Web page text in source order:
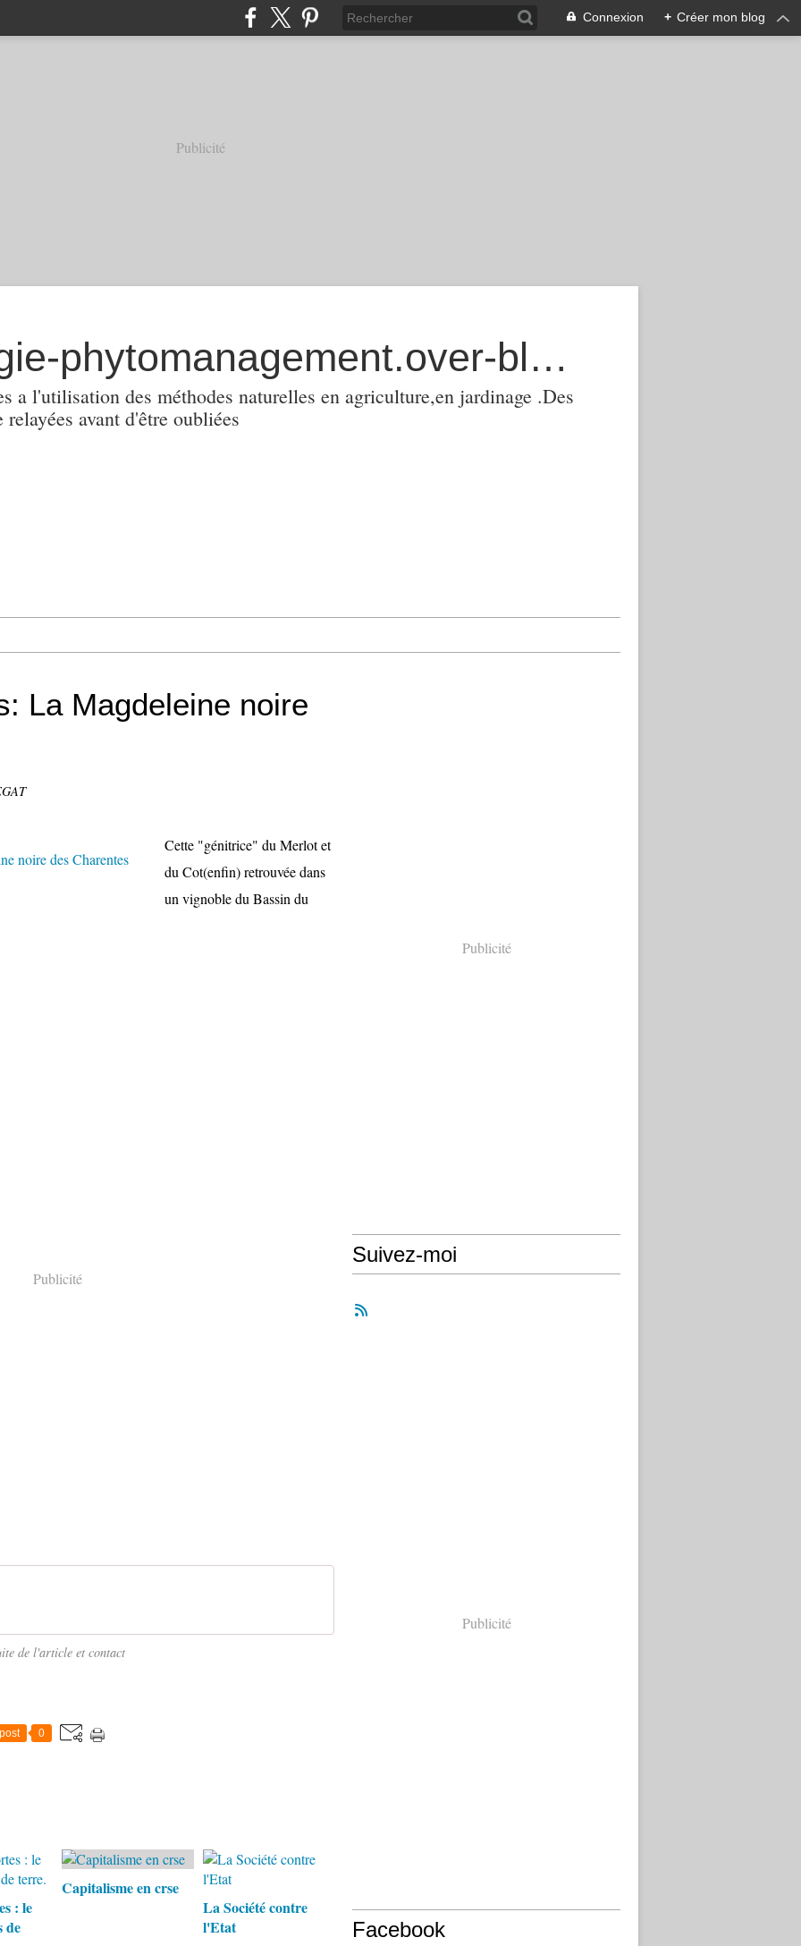
Connexion + Créer mon blog
Publicité
agroecologie-phytomanagement.over-blog.com
a l'utilisation des méthodes naturelles en agriculture,en jardinage .Des
avant d'être oubliées
La Magdeleine noire
Cette "génitrice" du Merlot et
du Cot(enfin) retrouvée dans
un vignoble du Bassin du
Publicité
de l'article et contact
0
: le
de
Capitalisme en crse
La Société contre
l'Etat
Publicité
Suivez-moi
Publicité
Facebook